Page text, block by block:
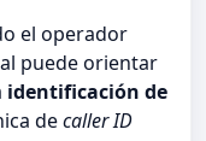
el operador
puede orientar
identificación de
decaller ID